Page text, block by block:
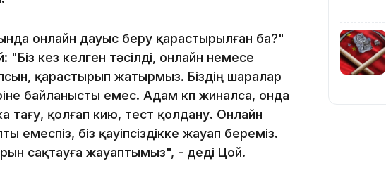
онлайн дауыс беру қарастырылған ба?"
кез келген тәсілді, онлайн немесе
қарастырып жатырмыз. Біздің шаралар
байланысты емес. Адам көп жиналса, онда
тағу, қолғап кию, тест қолдану. Онлайн
емеспіз, біз қауіпсіздікке жауап береміз.
сақтауға жауаптымыз", - деді Цой.